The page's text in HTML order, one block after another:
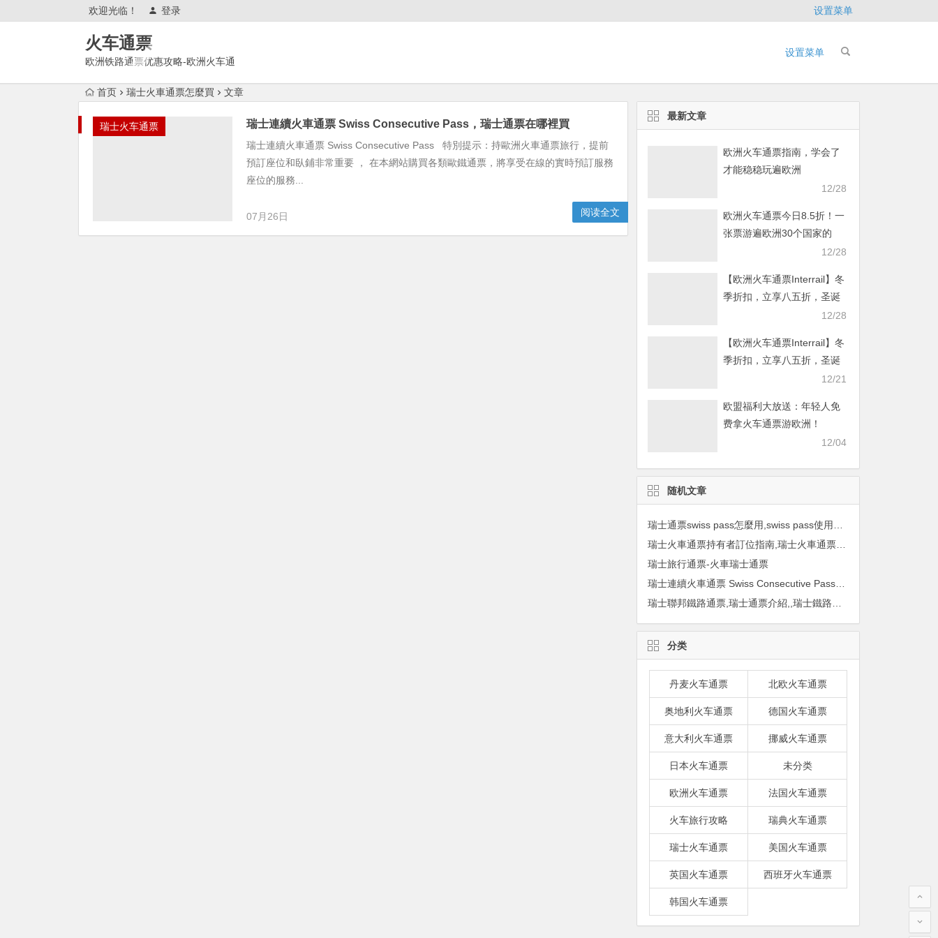
欢迎光临！ 登录 设置菜单
火车通票
欧洲铁路通票优惠攻略-欧洲火车通
设置菜单
首页 瑞士火車通票怎麼買 文章
瑞士火车通票 瑞士連續火車通票 Swiss Consecutive Pass，瑞士通票在哪裡買
瑞士連續火車通票 Swiss Consecutive Pass 特別提示：持歐洲火車通票旅行，提前
預訂座位和臥鋪非常重要 ， 在本網站購買各類歐鐵通票，將享受在線的實時預訂服務
座位的服務...
07月26日 阅读全文
最新文章
欧洲火车通票指南，学会了
才能稳稳玩遍欧洲
12/28
欧洲火车通票今日8.5折！一
张票游遍欧洲30个国家的
12/28
【欧洲火车通票Interrail】冬
季折扣，立享八五折，圣诞
12/28
【欧洲火车通票Interrail】冬
季折扣，立享八五折，圣诞
12/21
欧盟福利大放送：年轻人免
费拿火车通票游欧洲！
12/04
随机文章
瑞士火車通票持有者訂位指南,瑞士火車通票註意事項購買瑞士火車通票人士須知
瑞士旅行通票-火車瑞士通票
瑞士連續火車通票 Swiss Consecutive Pass，瑞士通票在哪裡買
分类
丹麦火车通票 北欧火车通票
奥地利火车通票 德国火车通票
意大利火车通票 挪威火车通票
日本火车通票 未分类
欧洲火车通票 法国火车通票
火车旅行攻略 瑞典火车通票
瑞士火车通票 美国火车通票
英国火车通票 西班牙火车通票
韩国火车通票